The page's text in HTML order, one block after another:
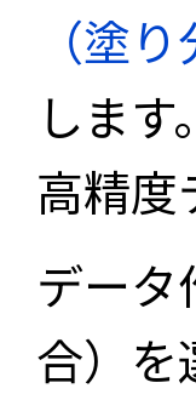
（塗
しま
高精度
デー
合）を